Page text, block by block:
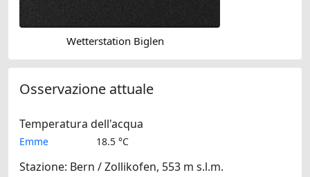
Wetterstation Biglen
Osservazione attuale
Temperatura dell'acqua
Emme 18.5 °C
Stazione: Bern / Zollikofen, 553 m s.l.m.